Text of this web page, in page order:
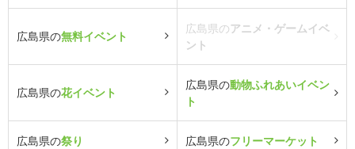
広島県の無料イベント
広島県のアニメ・ゲームイベ
ント
広島県の花イベント
広島県の動物ふれあいイベン
ト
広島県の祭り 広島県のフリーマーケット